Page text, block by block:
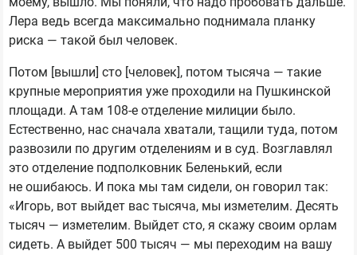
Лера ведь всегда максимально поднимала планку
риска — такой был человек.
Потом [вышли] сто [человек], потом тысяча — такие
крупные мероприятия уже проходили на Пушкинской
площади. А там 108-е отделение милиции было.
Естественно, нас сначала хватали, тащили туда, потом
развозили по другим отделениям и в суд. Возглавлял
это отделение подполковник Беленький, если
не ошибаюсь. И пока мы там сидели, он говорил так:
«Игорь, вот выйдет вас тысяча, мы изметелим. Десять
тысяч — изметелим. Выйдет сто, я скажу своим орлам
сидеть. А выйдет 500 тысяч — мы переходим на вашу